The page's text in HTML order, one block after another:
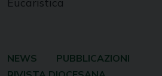
NEWS
PUBBLICAZIONI